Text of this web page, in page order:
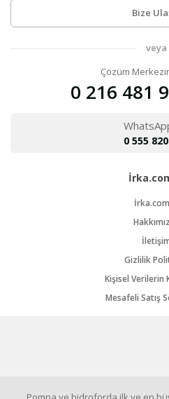
Bize
veya
Çözüm
0 216 481
0 555
Gizlilik
Kişisel Verilerin
Mesafeli Satış